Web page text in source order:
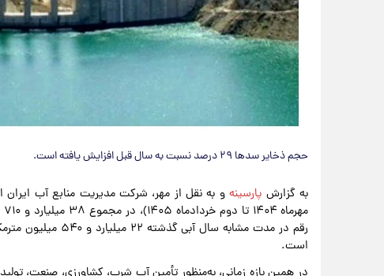
حجم ذخایر سدها ۲۹ درصد نسبت به سال قبل افزایش یافته است.
به گزارش پارسینه
است.